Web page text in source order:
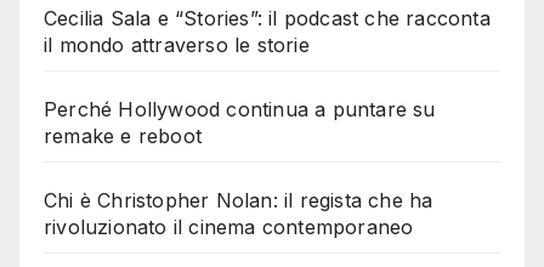
Cecilia Sala e “Stories”: il podcast che racconta
il mondo attraverso le storie
Perché Hollywood continua a puntare su
remake e reboot
Chi è Christopher Nolan: il regista che ha
rivoluzionato il cinema contemporaneo